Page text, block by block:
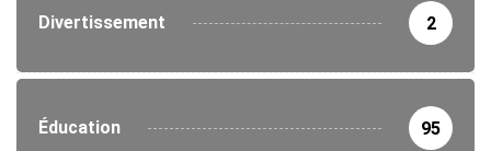
Divertissement 2
Éducation 95